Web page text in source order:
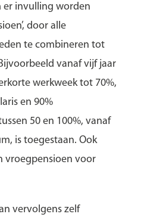
er invulling worden
door alle
te combineren tot
vanaf vijf jaar
werkweek tot 70%,
en 90%
50 en 100%, vanaf
is toegestaan. Ook
vroegpensioen voor
vervolgens zelf